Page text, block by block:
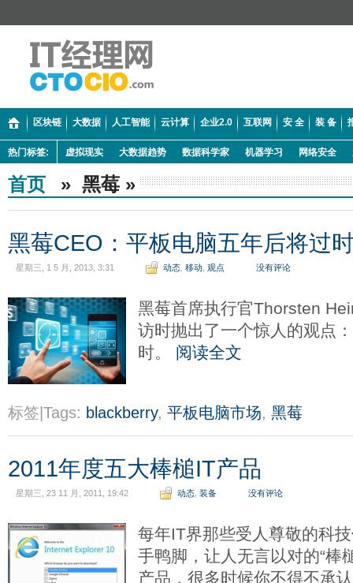
区块链 大数据 人工智能 云计算 企业2.0 互联网 安 全 装 备
热门标签: 虚拟现实 大数据趋势 数据科学家 机器学习 网络安全
首页 » 黑莓 »
黑莓CEO：平板电脑五年后将过
星期三, 1 5 月, 2013, 3:31 动态 移动 观点 没有评论
黑莓首席执行官Thorsten
访时抛出了一个惊人的观点
时。 阅读全文
标签|Tags: blackberry, 平板电脑市场, 黑莓
2011年度五大棒槌IT产品
星期三, 23 11 月, 2011, 19:42 动态 装备 没有评论
每年IT界那些受人尊敬的科
手鸭脚，让人无言以对的“棒
产品，很多时候你不得不承